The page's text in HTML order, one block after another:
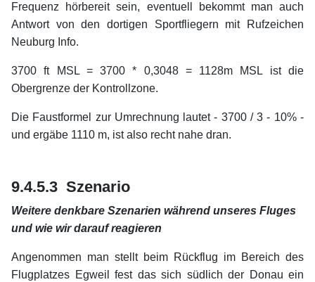
Frequenz hörbereit sein, eventuell bekommt man auch
Antwort von den dortigen Sportfliegern mit Rufzeichen
Neuburg Info.
3700 ft MSL = 3700 * 0,3048 = 1128m MSL ist die
Obergrenze der Kontrollzone.
Die Faustformel zur Umrechnung lautet - 3700 / 3 - 10% -
und ergäbe 1110 m, ist also recht nahe dran.
9.4.5.3 Szenario
Weitere denkbare Szenarien während unseres Fluges
und wie wir darauf reagieren
Angenommen man stellt beim Rückflug im Bereich des
Flugplatzes Egweil fest das sich südlich der Donau ein